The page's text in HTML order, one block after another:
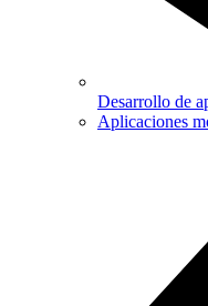
Desarrollo de
Aplicaciones